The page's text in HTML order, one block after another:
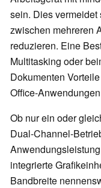
sein. Dies
zwischen mehreren
reduzieren. Eine
Multitasking oder
Dokumenten
Office-
Ob nur ein oder
Dual-Channel-
integrierte
Bandbreite